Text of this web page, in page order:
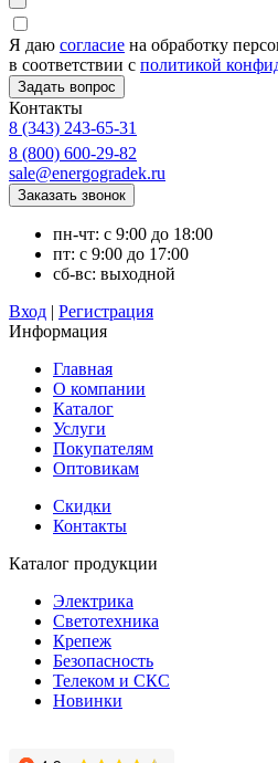
Я даю согласие на обработку
в соответствии с политикой
Контакты
8 (343) 243-65-31
8 (800) 600-29-82
sale@energogradek.ru
пн-чт: с 9:00 до 18:00
пт: с 9:00 до 17:00
сб-вс: выходной
Вход | Регистрация
Информация
Главная
О компании
Каталог
Услуги
Покупателям
Оптовикам
Скидки
Контакты
Каталог продукции
Электрика
Светотехника
Крепеж
Безопасность
Телеком и СКС
Новинки